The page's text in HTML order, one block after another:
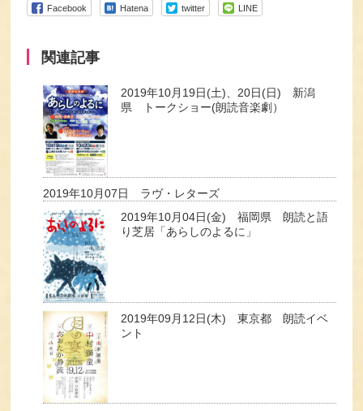
Facebook Hatena twitter LINE
関連記事
2019年10月19日(土)、20日(日) 新潟
県 トークショー(朗読音楽劇）
2019年10月07日 ラヴ・レターズ
2019年10月04日(金) 福岡県 朗読と語
り芝居「あらしのよるに」
2019年09月12日(木) 東京都 朗読イベ
ント